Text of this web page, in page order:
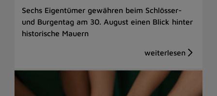
Sechs Eigentümer gewähren beim Schlösser-
und Burgentag am 30. August einen Blick hinter
historische Mauern